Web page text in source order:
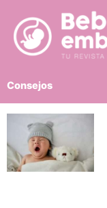
contenido
Consejos